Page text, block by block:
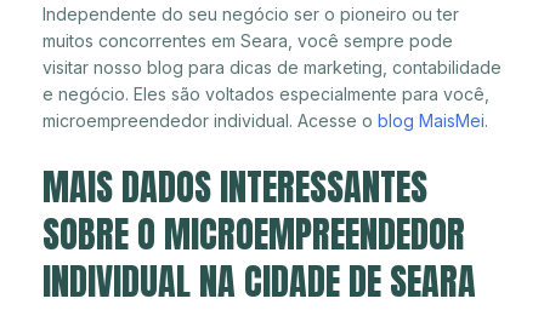
Independente do seu negócio ser o pioneiro ou ter
muitos concorrentes em Seara, você sempre pode
visitar nosso blog para dicas de marketing, contabilidade
e negócio. Eles são voltados especialmente para você,
microempreendedor individual. Acesse o blog MaisMei.
MAIS DADOS INTERESSANTES
SOBRE O MICROEMPREENDEDOR
INDIVIDUAL NA CIDADE DE SEARA